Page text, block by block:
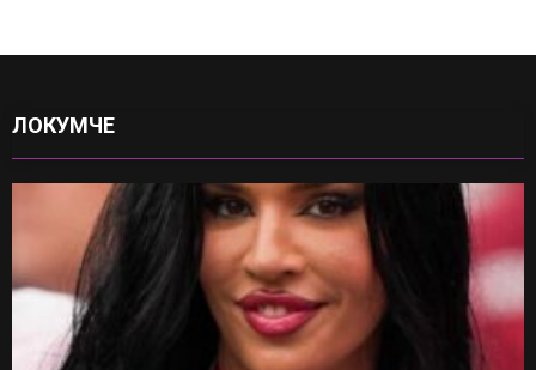
ЛОКУМЧЕ